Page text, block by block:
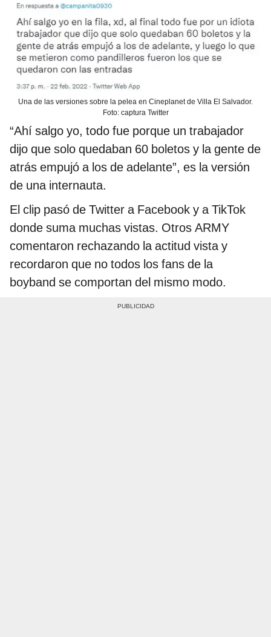
Una de las versiones sobre la pelea en Cineplanet de Villa El Salvador.
Foto: captura Twitter
“Ahí salgo yo, todo fue porque un trabajador
dijo que solo quedaban 60 boletos y la gente de
atrás empujó a los de adelante”, es la versión
de una internauta.
El clip pasó de Twitter a Facebook y a TikTok
donde suma muchas vistas. Otros ARMY
comentaron rechazando la actitud vista y
recordaron que no todos los fans de la
boyband se comportan del mismo modo.